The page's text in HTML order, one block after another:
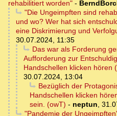
rehabilitiert worden" -
"Die Ungeimpften sind
und wo? Wer hat sich
eine Diskrimierung und
30.07.2024, 11:35
Das war als Forderung
Aufforderung zur
Handschellen klicken hören
30.07.2024, 13:04
Bezüglich der
Handschellen klicken
sein. (owT) - neptun,
"Pandemie der